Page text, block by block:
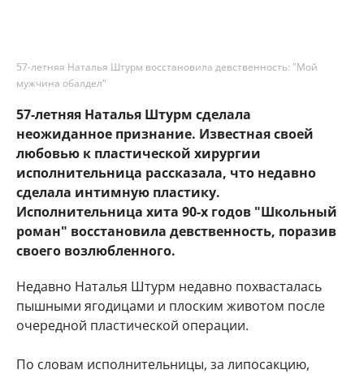
57-летняя Наталья Штурм восстановила девственность: "Мой
мужчина обалдел"
57-летняя Наталья Штурм сделала
неожиданное признание. Известная своей
любовью к пластической хирургии
исполнительница рассказала, что недавно
сделала интимную пластику.
Исполнительница хита 90-х годов "Школьный
роман" восстановила девственность, поразив
своего возлюбленного.
Недавно Наталья Штурм недавно похвасталась
пышными ягодицами и плоским животом после
очередной пластической операции.
По словам исполнительницы, за липосакцию,